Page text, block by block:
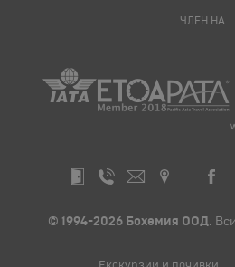
ЧЛЕН НА
© 1994-2026 Бохемия ООД.